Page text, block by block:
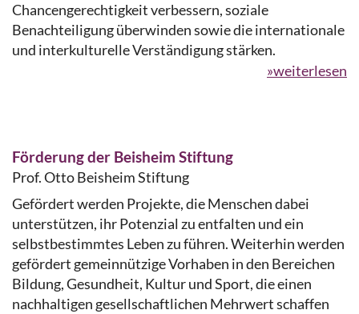
Chancengerechtigkeit verbessern, soziale
Benachteiligung überwinden sowie die internationale
und interkulturelle Verständigung stärken.
»weiterlesen
Förderung der Beisheim Stiftung
Prof. Otto Beisheim Stiftung
Gefördert werden Projekte, die Menschen dabei
unterstützen, ihr Potenzial zu entfalten und ein
selbstbestimmtes Leben zu führen. Weiterhin werden
gefördert gemeinnützige Vorhaben in den Bereichen
Bildung, Gesundheit, Kultur und Sport, die einen
nachhaltigen gesellschaftlichen Mehrwert schaffen